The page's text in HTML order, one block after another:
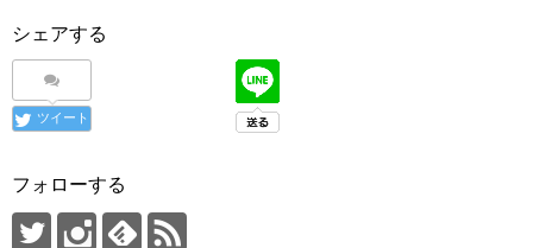
シェアする
ツイート
フォローする